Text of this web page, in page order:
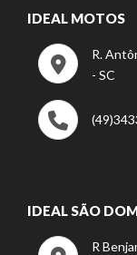
IDEAL MOTOS
R.
- SC
IDEAL SÃO
R